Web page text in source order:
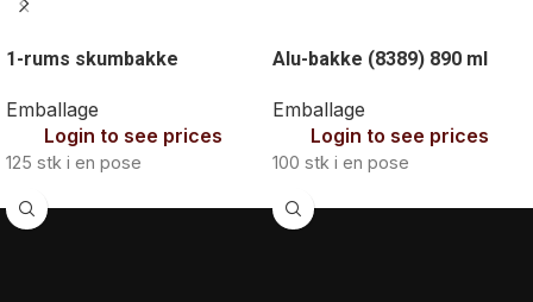
1-rums skumbakke
Emballage
Login to see prices
125 stk i en pose
Alu-bakke (8389) 890 ml
Emballage
Login to see prices
100 stk i en pose